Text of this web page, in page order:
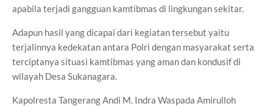
apabila terjadi gangguan kamtibmas di lingkungan sekitar.
Adapun hasil yang dicapai dari kegiatan tersebut yaitu
terjalinnya kedekatan antara Polri dengan masyarakat serta
terciptanya situasi kamtibmas yang aman dan kondusif di
wilayah Desa Sukanagara.
Kapolresta Tangerang Andi M. Indra Waspada Amirulloh